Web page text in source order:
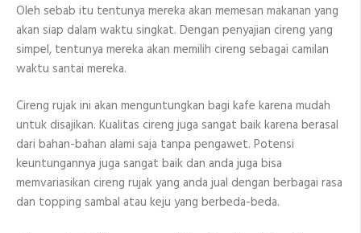
Oleh sebab itu tentunya mereka akan memesan makanan yang
akan siap dalam waktu singkat. Dengan penyajian cireng yang
simpel, tentunya mereka akan memilih cireng sebagai camilan
waktu santai mereka.
Cireng rujak ini akan menguntungkan bagi kafe karena mudah
untuk disajikan. Kualitas cireng juga sangat baik karena berasal
dari bahan-bahan alami saja tanpa pengawet. Potensi
keuntungannya juga sangat baik dan anda juga bisa
memvariasikan cireng rujak yang anda jual dengan berbagai rasa
dan topping sambal atau keju yang berbeda-beda.